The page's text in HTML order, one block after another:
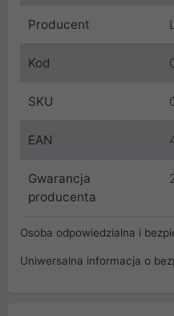
Producent
Kod
SKU
EAN
Gwarancja
producenta
Osoba odpowiedzialna i
Uniwersalna informacja o